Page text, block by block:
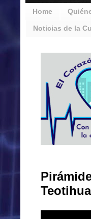
Home
Noticias de la